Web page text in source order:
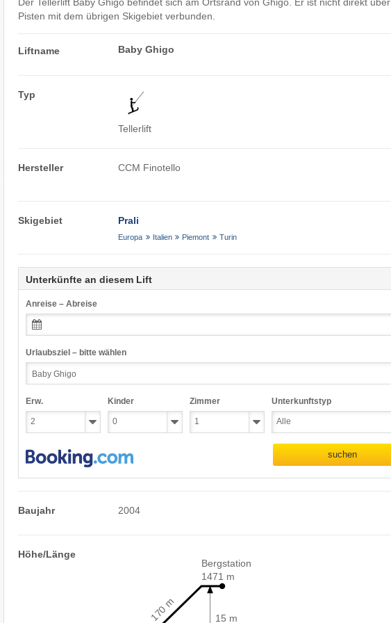
Der Tellerlift Baby Ghigo befindet sich am Ortsrand von Ghigo. Er ist nicht direkt über
Pisten mit dem übrigen Skigebiet verbunden.
Liftname Baby Ghigo
Typ
Tellerlift
Hersteller CCM Finotello
Skigebiet Prali
Europa Italien Piemont Turin
Unterkünfte an diesem Lift
Anreise – Abreise
Urlaubsziel – bitte wählen
Erw. Kinder Zimmer Unterkunftstyp
suchen
Baujahr 2004
Höhe/Länge
Bergstation
1471 m
15 m
170 m